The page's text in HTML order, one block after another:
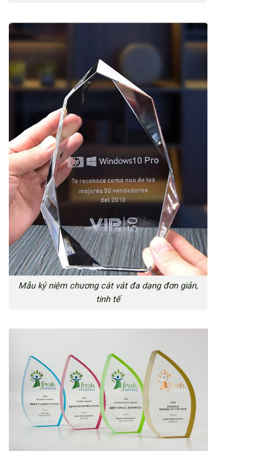
Mẫu kỷ niệm chương cát vát đa dạng đơn giản,
tinh tế